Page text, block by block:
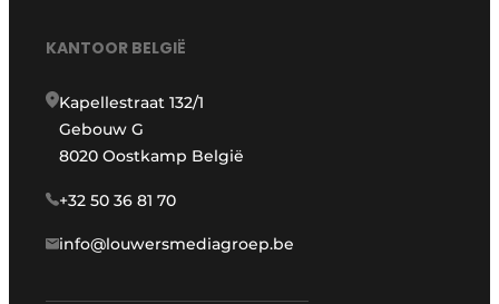
KANTOOR BELGIË
Kapellestraat 132/1
Gebouw G
8020 Oostkamp België
+32 50 36 81 70
info@louwersmediagroep.be